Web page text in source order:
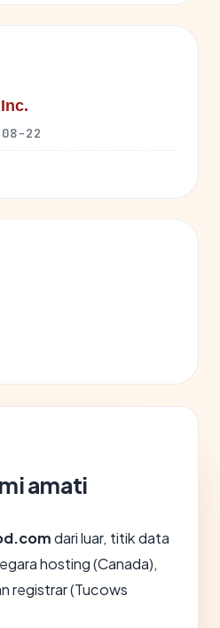
22
amati
dari luar, titik data
hosting (Canada),
registrar (Tucows